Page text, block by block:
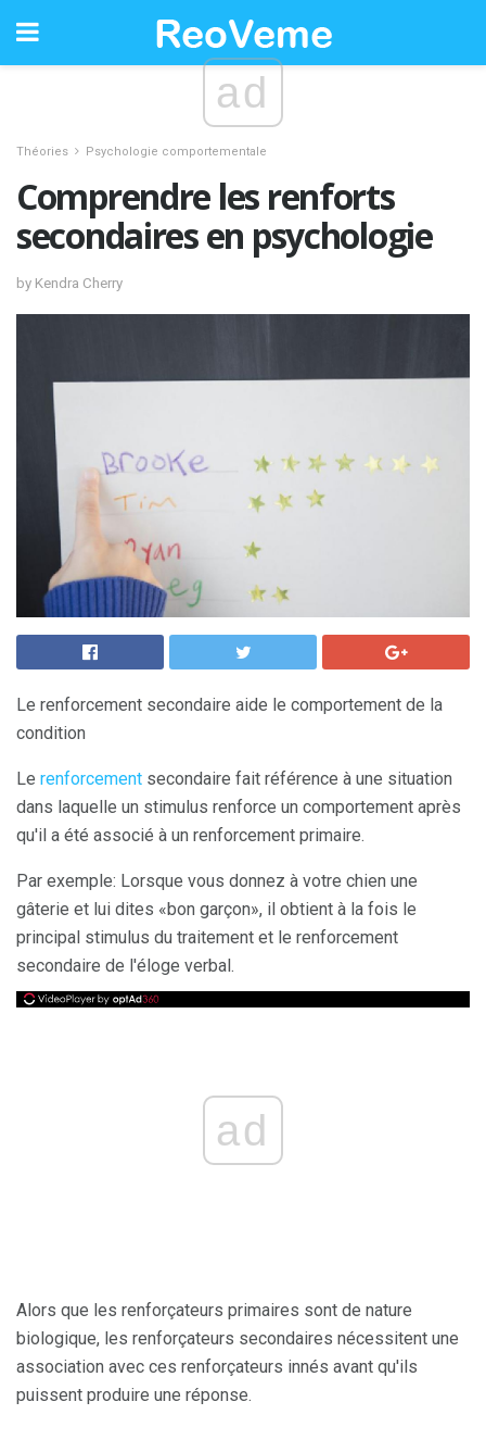
ad
Théories Psychologie comportementale
Comprendre les renforts
secondaires en psychologie
by Kendra Cherry
Le renforcement secondaire aide le comportement de la
condition
Le renforcement secondaire fait référence à une situation
dans laquelle un stimulus renforce un comportement après
qu'il a été associé à un renforcement primaire.
Par exemple: Lorsque vous donnez à votre chien une
gâterie et lui dites «bon garçon», il obtient à la fois le
principal stimulus du traitement et le renforcement
secondaire de l'éloge verbal.
ad
Alors que les renforçateurs primaires sont de nature
biologique, les renforçateurs secondaires nécessitent une
association avec ces renforçateurs innés avant qu'ils
puissent produire une réponse.